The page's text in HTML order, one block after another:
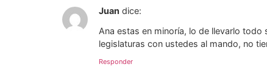
Juan dice:
Ana estas en minoría, lo de llevarlo
legislaturas con ustedes al mando, no
Responder